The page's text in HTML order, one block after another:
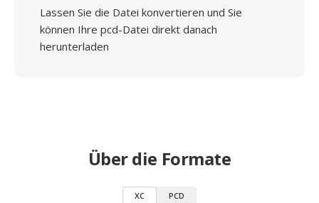
Lassen Sie die Datei konvertieren und Sie
können Ihre pcd-Datei direkt danach
herunterladen
Über die Formate
XC PCD